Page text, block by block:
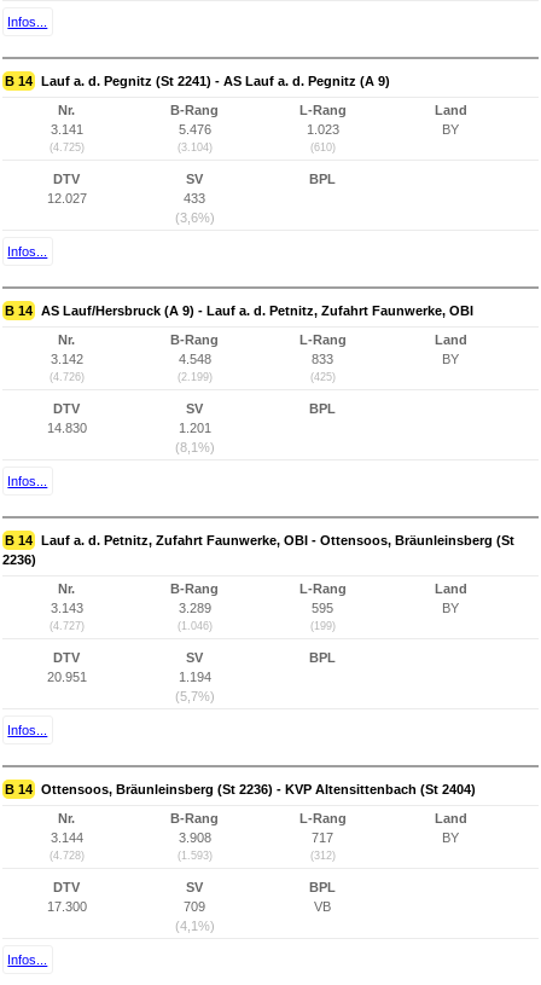
Infos...
B 14 Lauf a. d. Pegnitz (St 2241) - AS Lauf a. d. Pegnitz (A 9)
Nr.
3.141
(4.725)
B-Rang
5.476
(3.104)
L-Rang
1.023
(610)
Land
BY
DTV
12.027
SV
433
(3,6%)
BPL
Infos...
B 14 AS Lauf/Hersbruck (A 9) - Lauf a. d. Petnitz, Zufahrt Faunwerke, OBI
Nr.
3.142
(4.726)
B-Rang
4.548
(2.199)
L-Rang
833
(425)
Land
BY
DTV
14.830
SV
1.201
(8,1%)
BPL
Infos...
B 14 Lauf a. d. Petnitz, Zufahrt Faunwerke, OBI - Ottensoos, Bräunleinsberg (St
2236)
Nr.
3.143
(4.727)
B-Rang
3.289
(1.046)
L-Rang
595
(199)
Land
BY
DTV
20.951
SV
1.194
(5,7%)
BPL
Infos...
B 14 Ottensoos, Bräunleinsberg (St 2236) - KVP Altensittenbach (St 2404)
Nr.
3.144
(4.728)
B-Rang
3.908
(1.593)
L-Rang
717
(312)
Land
BY
DTV
17.300
SV
709
(4,1%)
BPL
VB
Infos...